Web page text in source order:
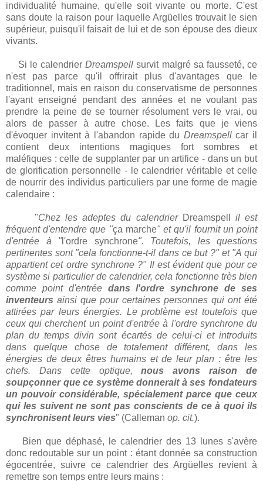
individualité humaine, qu'elle soit vivante ou morte. C'est
sans doute la raison pour laquelle Argüelles trouvait le sien
supérieur, puisqu'il faisait de lui et de son épouse des dieux
vivants.
Si le calendrierDreamspell survit malgré sa fausseté, ce
n'est pas parce qu'il offrirait plus d'avantages que le
traditionnel, mais en raison du conservatisme de personnes
l'ayant enseigné pendant des années et ne voulant pas
prendre la peine de se tourner résolument vers le vrai, ou
alors de passer à autre chose. Les faits que je viens
d'évoquer invitent à l'abandon rapide du Dreamspellcar il
contient deux intentions magiques fort sombres et
maléfiques : celle de supplanter par un artifice - dans un but
de glorification personnelle - le calendrier véritable et celle
de nourrir des individus particuliers par une forme de magie
calendaire :
"Chez les adeptes du calendrier Dreamspell
il est
fréquent d'entendre que "ça marche" et qu'il fournit un point
d'entrée à " l'ordre synchrone". Toutefois, les questions
pertinentes sont "cela fonctionne-t-il dans ce but ?" et "A qui
appartient cet ordre synchrone ?" Il est évident que pour ce
système si particulier de calendrier, cela fonctionne très bien
comme point d'entrée dans l'ordre synchrone de ses
inventeurs ainsi que pour certaines personnes qui ont été
attirées par leurs énergies. Le problème est toutefois que
ceux qui cherchent un point d'entrée à l'ordre synchrone du
plan du temps divin sont écartés de celui-ci et introduits
dans quelque chose de totalement différent, dans les
énergies de deux êtres humains et de leur plan : être les
chefs. Dans cette optique,nous avons raison de
soupçonner que ce système donnerait à ses fondateurs
un pouvoir considérable, spécialement parce que ceux
qui les suivent ne sont pas conscients de ce à quoi ils
synchronisent leurs vies" (Calleman op. cit.).
Bien que déphasé, le calendrier des 13 lunes s'avère
donc redoutable sur un point : étant donnée sa construction
égocentrée, suivre ce calendrier des Argüelles revient à
remettre son temps entre leurs mains :